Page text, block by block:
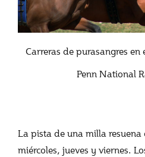
Carreras de purasangres
Penn National
La pista de una milla resuena
miércoles, jueves y viernes.